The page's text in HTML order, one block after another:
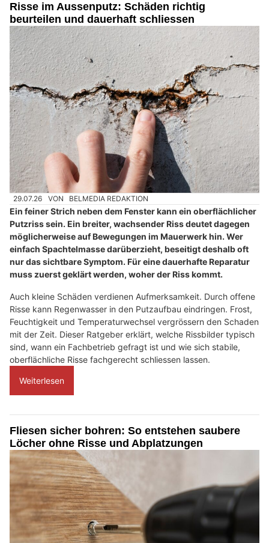
Risse im Aussenputz: Schäden richtig
beurteilen und dauerhaft schliessen
29.07.26 VON BELMEDIA REDAKTION
Ein feiner Strich neben dem Fenster kann ein oberflächlicher
Putzriss sein. Ein breiter, wachsender Riss deutet dagegen
möglicherweise auf Bewegungen im Mauerwerk hin. Wer
einfach Spachtelmasse darüberzieht, beseitigt deshalb oft
nur das sichtbare Symptom. Für eine dauerhafte Reparatur
muss zuerst geklärt werden, woher der Riss kommt.
Auch kleine Schäden verdienen Aufmerksamkeit. Durch offene
Risse kann Regenwasser in den Putzaufbau eindringen. Frost,
Feuchtigkeit und Temperaturwechsel vergrössern den Schaden
mit der Zeit. Dieser Ratgeber erklärt, welche Rissbilder typisch
sind, wann ein Fachbetrieb gefragt ist und wie sich stabile,
oberflächliche Risse fachgerecht schliessen lassen.
Weiterlesen
Fliesen sicher bohren: So entstehen saubere
Löcher ohne Risse und Abplatzungen